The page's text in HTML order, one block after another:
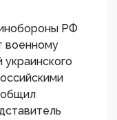
РФ
военному